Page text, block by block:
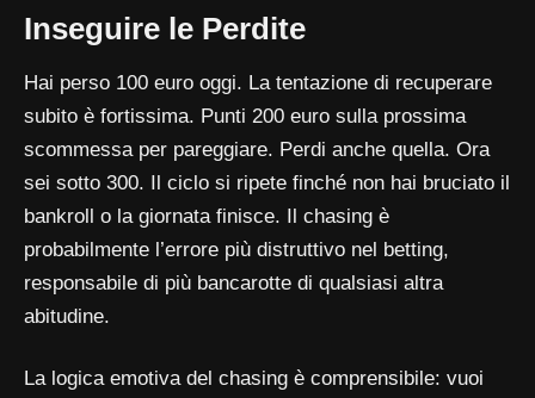
Inseguire le Perdite
Hai perso 100 euro oggi. La tentazione di recuperare
subito è fortissima. Punti 200 euro sulla prossima
scommessa per pareggiare. Perdi anche quella. Ora
sei sotto 300. Il ciclo si ripete finché non hai bruciato il
bankroll o la giornata finisce. Il chasing è
probabilmente l’errore più distruttivo nel betting,
responsabile di più bancarotte di qualsiasi altra
abitudine.
La logica emotiva del chasing è comprensibile: vuoi